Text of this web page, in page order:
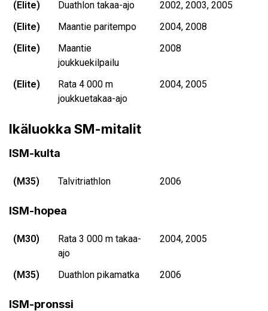
(Elite) Duathlon takaa-ajo
2002, 2003, 2005
(Elite)
Maantie paritempo
2004, 2008
(Elite)
Maantie
joukkuekilpailu
2008
(Elite)
Rata 4 000 m
joukkuetakaa-ajo
2004, 2005
Ikäluokka SM-mitalit
ISM-kulta
(M35) Talvitriathlon 2006
ISM-hopea
(M30)
Rata 3 000 m takaa-
ajo
2004, 2005
(M35) Duathlon pikamatka 2006
ISM-pronssi